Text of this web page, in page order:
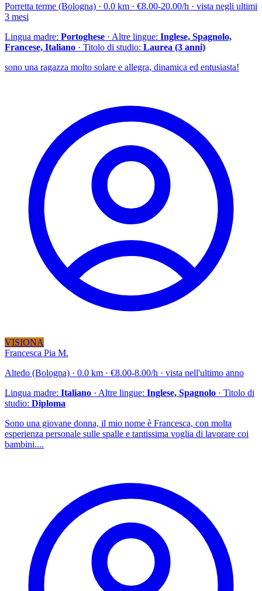
Porretta terme (Bologna) · 0.0 km · €8.00-20.00/h · vista negli ultimi
3 mesi
Lingua madre: Portoghese · Altre lingue: Inglese, Spagnolo,
Francese, Italiano · Titolo di studio: Laurea (3 anni)
sono una ragazza molto solare e allegra, dinamica ed entusiasta!
VISIONA
Francesca Pia M.
Altedo (Bologna) · 0.0 km · €8.00-8.00/h · vista nell'ultimo anno
Lingua madre: Italiano · Altre lingue: Inglese, Spagnolo · Titolo di
studio: Diploma
Sono una giovane donna, il mio nome è Francesca, con molta
esperienza personale sulle spalle e tantissima voglia di lavorare coi
bambini....